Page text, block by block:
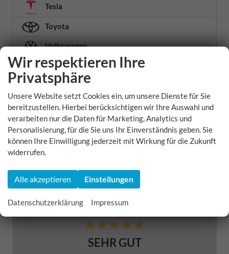
Tesla
Toyota
Volkswagen
Volvo
Weitere
Xpeng
Zeekr
Zhidou
Geparkte Fahrzeuge (
5,0
SEHR GUT
Wir respektieren Ihre
Privatsphäre
Unsere Website setzt Cookies ein, um unsere Dienste für Sie
bereitzustellen. Hierbei berücksichtigen wir Ihre Auswahl und
verarbeiten nur die Daten für Marketing, Analytics und
Personalisierung, für die Sie uns Ihr Einverständnis geben. Sie
können Ihre Einwilligung jederzeit mit Wirkung für die Zukunft
widerrufen.
Alle akzeptieren Einstellungen
Datenschutzerklärung Impressum